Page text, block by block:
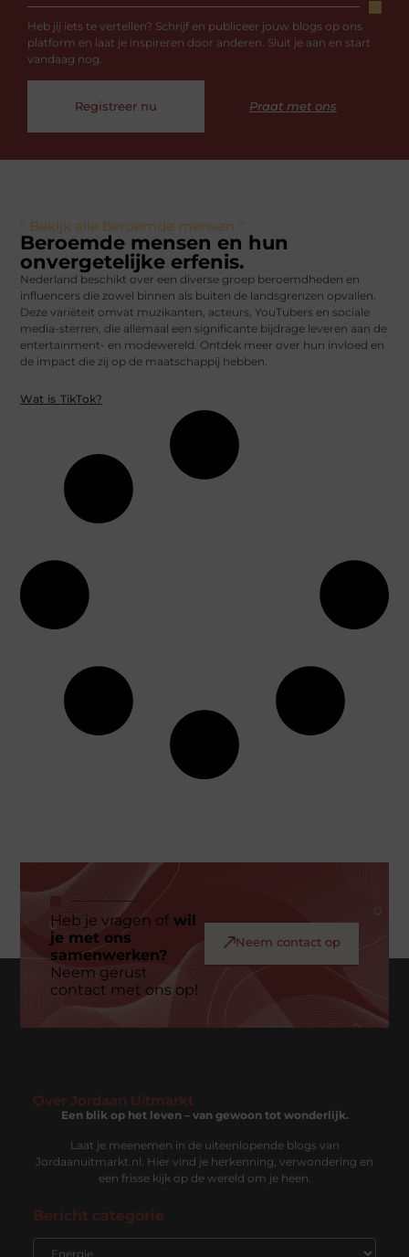
Heb jij iets te vertellen? Schrijf en publiceer jouw blogs op ons
platform en laat je inspireren door anderen. Sluit je aan en start
vandaag nog.
Registreer nu Praat met ons
" Bekijk alle beroemde mensen "
Beroemde mensen en hun
onvergetelijke erfenis.
Nederland beschikt over een diverse groep beroemdheden en
influencers die zowel binnen als buiten de landsgrenzen opvallen.
Deze variëteit omvat muzikanten, acteurs, YouTubers en sociale
media-sterren, die allemaal een significante bijdrage leveren aan de
entertainment- en modewereld. Ontdek meer over hun invloed en
de impact die zij op de maatschappij hebben.
Wat is TikTok?
Heb je vragen ofwil
je met ons
samenwerken?
Neem gerust
contact met ons op!
Neem contact op
Over Jordaan Uitmarkt
Een blik op het leven – van gewoon tot wonderlijk.
Laat je meenemen in de uiteenlopende blogs van
Jordaanuitmarkt.nl. Hier vind je herkenning, verwondering en
een frisse kijk op de wereld om je heen.
Bericht categorie